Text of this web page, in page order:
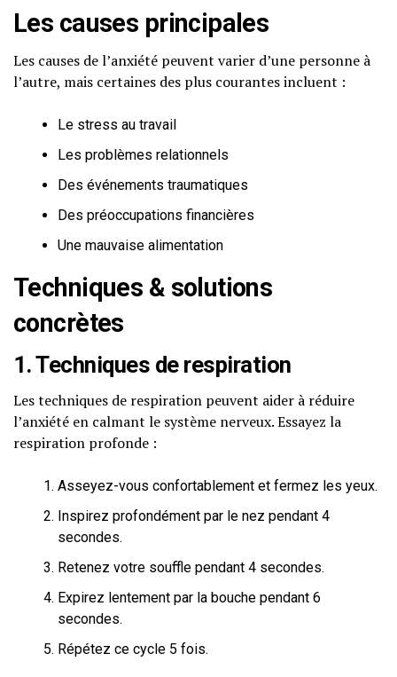
Les causes principales
Les causes de l’anxiété peuvent varier d’une personne à
l’autre, mais certaines des plus courantes incluent :
Le stress au travail
Les problèmes relationnels
Des événements traumatiques
Des préoccupations financières
Une mauvaise alimentation
Techniques & solutions
concrètes
1. Techniques de respiration
Les techniques de respiration peuvent aider à réduire
l’anxiété en calmant le système nerveux. Essayez la
respiration profonde :
Asseyez-vous confortablement et fermez les yeux.
Inspirez profondément par le nez pendant 4
secondes.
Retenez votre souffle pendant 4 secondes.
Expirez lentement par la bouche pendant 6
secondes.
Répétez ce cycle 5 fois.